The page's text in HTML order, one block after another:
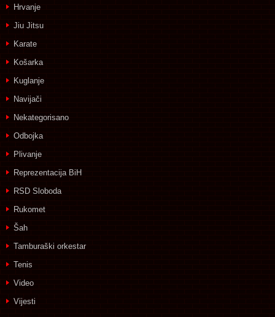
Hrvanje
Jiu Jitsu
Karate
Košarka
Kuglanje
Navijači
Nekategorisano
Odbojka
Plivanje
Reprezentacija BiH
RSD Sloboda
Rukomet
Šah
Tamburaški orkestar
Tenis
Video
Vijesti